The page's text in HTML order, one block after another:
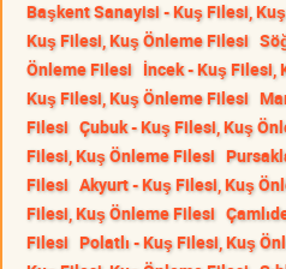
Başkent Sanayisi - Kuş Filesi,
Kuş Filesi, Kuş Önleme Filesi
Önleme Filesi İncek - Kuş Filesi,
Kuş Filesi, Kuş Önleme Filesi
Filesi Çubuk - Kuş Filesi, Kuş
Filesi, Kuş Önleme Filesi
Filesi Akyurt - Kuş Filesi, Kuş
Filesi, Kuş Önleme Filesi
Filesi Polatlı - Kuş Filesi, Kuş